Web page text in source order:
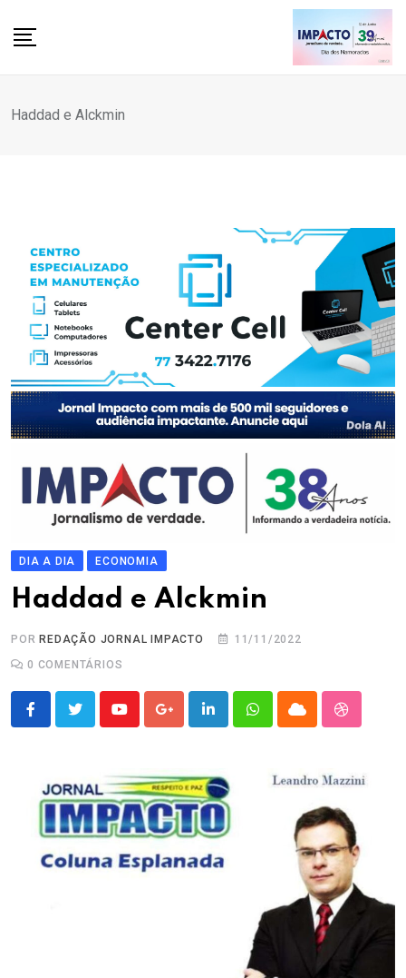
Haddad e Alckmin
DIA A DIA ECONOMIA
Haddad e Alckmin
POR REDAÇÃO JORNAL IMPACTO
11/11/2022
0 COMENTÁRIOS
YoutubeGoogle+LinkedInWhatsappCloud